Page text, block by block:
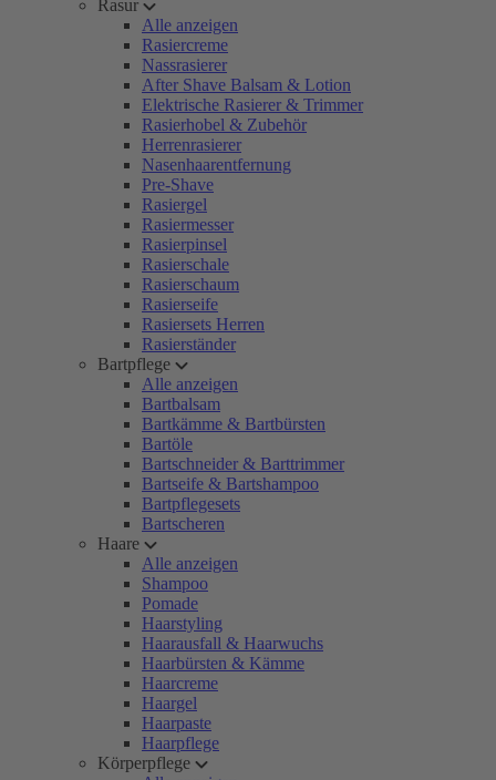
Rasur
Alle anzeigen
Rasiercreme
Nassrasierer
After Shave Balsam & Lotion
Elektrische Rasierer & Trimmer
Rasierhobel & Zubehör
Herrenrasierer
Nasenhaarentfernung
Pre-Shave
Rasiergel
Rasiermesser
Rasierpinsel
Rasierschale
Rasierschaum
Rasierseife
Rasiersets Herren
Rasierständer
Bartpflege
Alle anzeigen
Bartbalsam
Bartkämme & Bartbürsten
Bartöle
Bartschneider & Barttrimmer
Bartseife & Bartshampoo
Bartpflegesets
Bartscheren
Haare
Alle anzeigen
Shampoo
Pomade
Haarstyling
Haarausfall & Haarwuchs
Haarbürsten & Kämme
Haarcreme
Haargel
Haarpaste
Haarpflege
Körperpflege